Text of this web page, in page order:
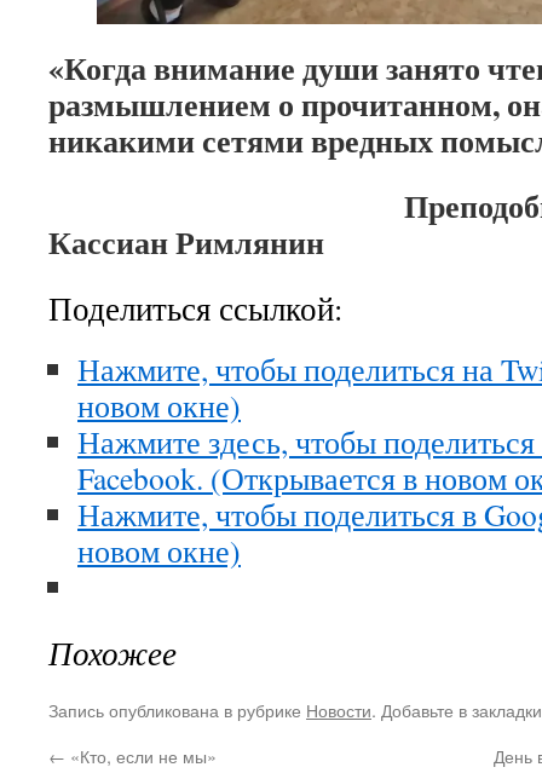
«Когда внимание души занято
размышлением о прочитанном,
никакими сетями вредных
Преподобный
Кассиан Римлянин
Поделиться ссылкой:
Нажмите, чтобы поделиться на
новом окне)
Нажмите здесь, чтобы
Facebook. (Открывается в новом
Нажмите, чтобы поделиться в
новом окне)
Похожее
Запись опубликована в рубрике Новости. Добавьте в
← «Кто, если не мы» День